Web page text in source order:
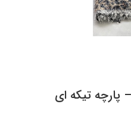
پارچه تیکه ای